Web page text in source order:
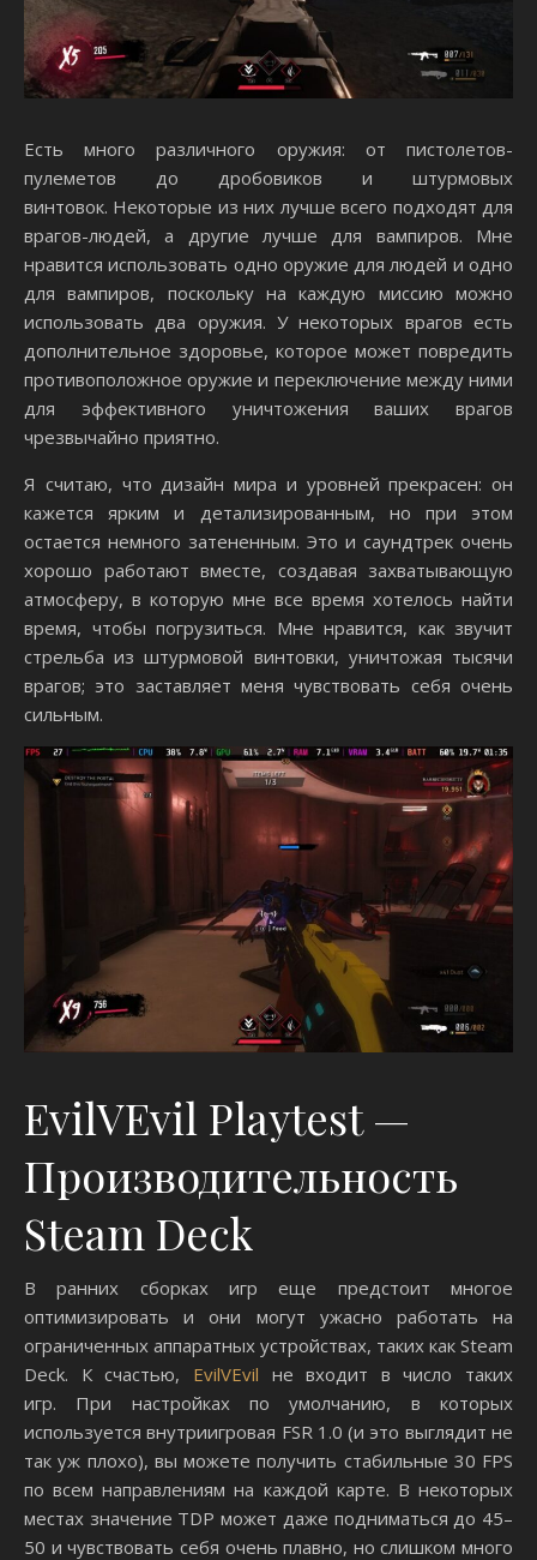
Есть много различного оружия: от пистолетов-
пулеметов до дробовиков и штурмовых
винтовок. Некоторые из них лучше всего подходят для
врагов-людей, а другие лучше для вампиров. Мне
нравится использовать одно оружие для людей и одно
для вампиров, поскольку на каждую миссию можно
использовать два оружия. У некоторых врагов есть
дополнительное здоровье, которое может повредить
противоположное оружие и переключение между ними
для эффективного уничтожения ваших врагов
чрезвычайно приятно.
Я считаю, что дизайн мира и уровней прекрасен: он
кажется ярким и детализированным, но при этом
остается немного затененным. Это и саундтрек очень
хорошо работают вместе, создавая захватывающую
атмосферу, в которую мне все время хотелось найти
время, чтобы погрузиться. Мне нравится, как звучит
стрельба из штурмовой винтовки, уничтожая тысячи
врагов; это заставляет меня чувствовать себя очень
сильным.
EvilVEvil Playtest —
Производительность
Steam Deck
В ранних сборках игр еще предстоит многое
оптимизировать и они могут ужасно работать на
ограниченных аппаратных устройствах, таких как Steam
Deck. К счастью, EvilVEvil не входит в число таких
игр. При настройках по умолчанию, в которых
используется внутриигровая FSR 1.0 (и это выглядит не
так уж плохо), вы можете получить стабильные 30 FPS
по всем направлениям на каждой карте. В некоторых
местах значение TDP может даже подниматься до 45–
50 и чувствовать себя очень плавно, но слишком много